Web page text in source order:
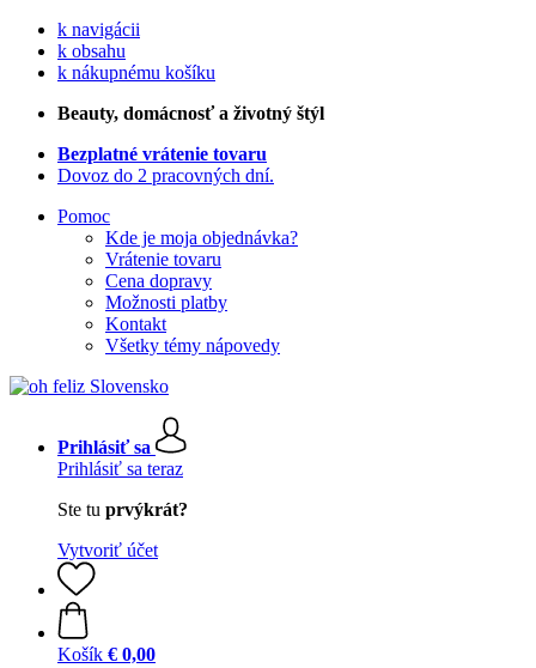
k navigácii
k obsahu
k nákupnému košíku
Beauty, domácnosť a životný štýl
Bezplatné vrátenie tovaru
Dovoz do 2 pracovných dní.
Pomoc
Kde je moja objednávka?
Vrátenie tovaru
Cena dopravy
Možnosti platby
Kontakt
Všetky témy nápovedy
Prihlásiť sa
Prihlásiť sa teraz
Ste tu prvýkrát?
Vytvoriť účet
Košík € 0,00